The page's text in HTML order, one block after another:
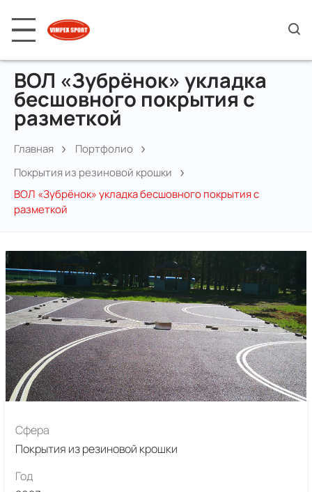
ВОЛ «Зубрёнок» укладка
бесшовного покрытия с
разметкой
Главная
Портфолио
Покрытия из резиновой крошки
ВОЛ «Зубрёнок» укладка бесшовного покрытия с
разметкой
Сфера
Покрытия из резиновой крошки
Год